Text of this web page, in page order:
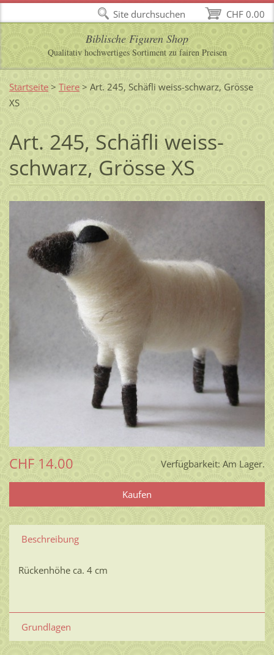
Biblische Figuren Shop
Qualitativ hochwertiges Sortiment zu fairen Preisen
Startseite > Tiere > Art. 245, Schäfli weiss-schwarz, Grösse
XS
Art. 245, Schäfli weiss-
schwarz, Grösse XS
Verfügbarkeit: Am Lager.
CHF 14.00
Beschreibung
Rückenhöhe ca. 4 cm
Grundlagen
CHF 0.00
Site durchsuchen